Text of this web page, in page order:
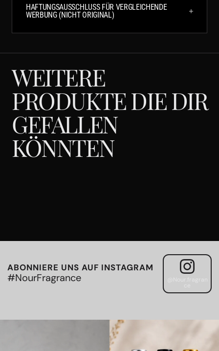
HAFTUNGSAUSSCHLUSS FÜR VERGLEICHENDE
WERBUNG (NICHT ORIGINAL)
WEITERE
PRODUKTE DIE DIR
GEFALLEN
KÖNNTEN
ABONNIERE UNS AUF INSTAGRAM
#NourFragrance @Nour.fragran
ce